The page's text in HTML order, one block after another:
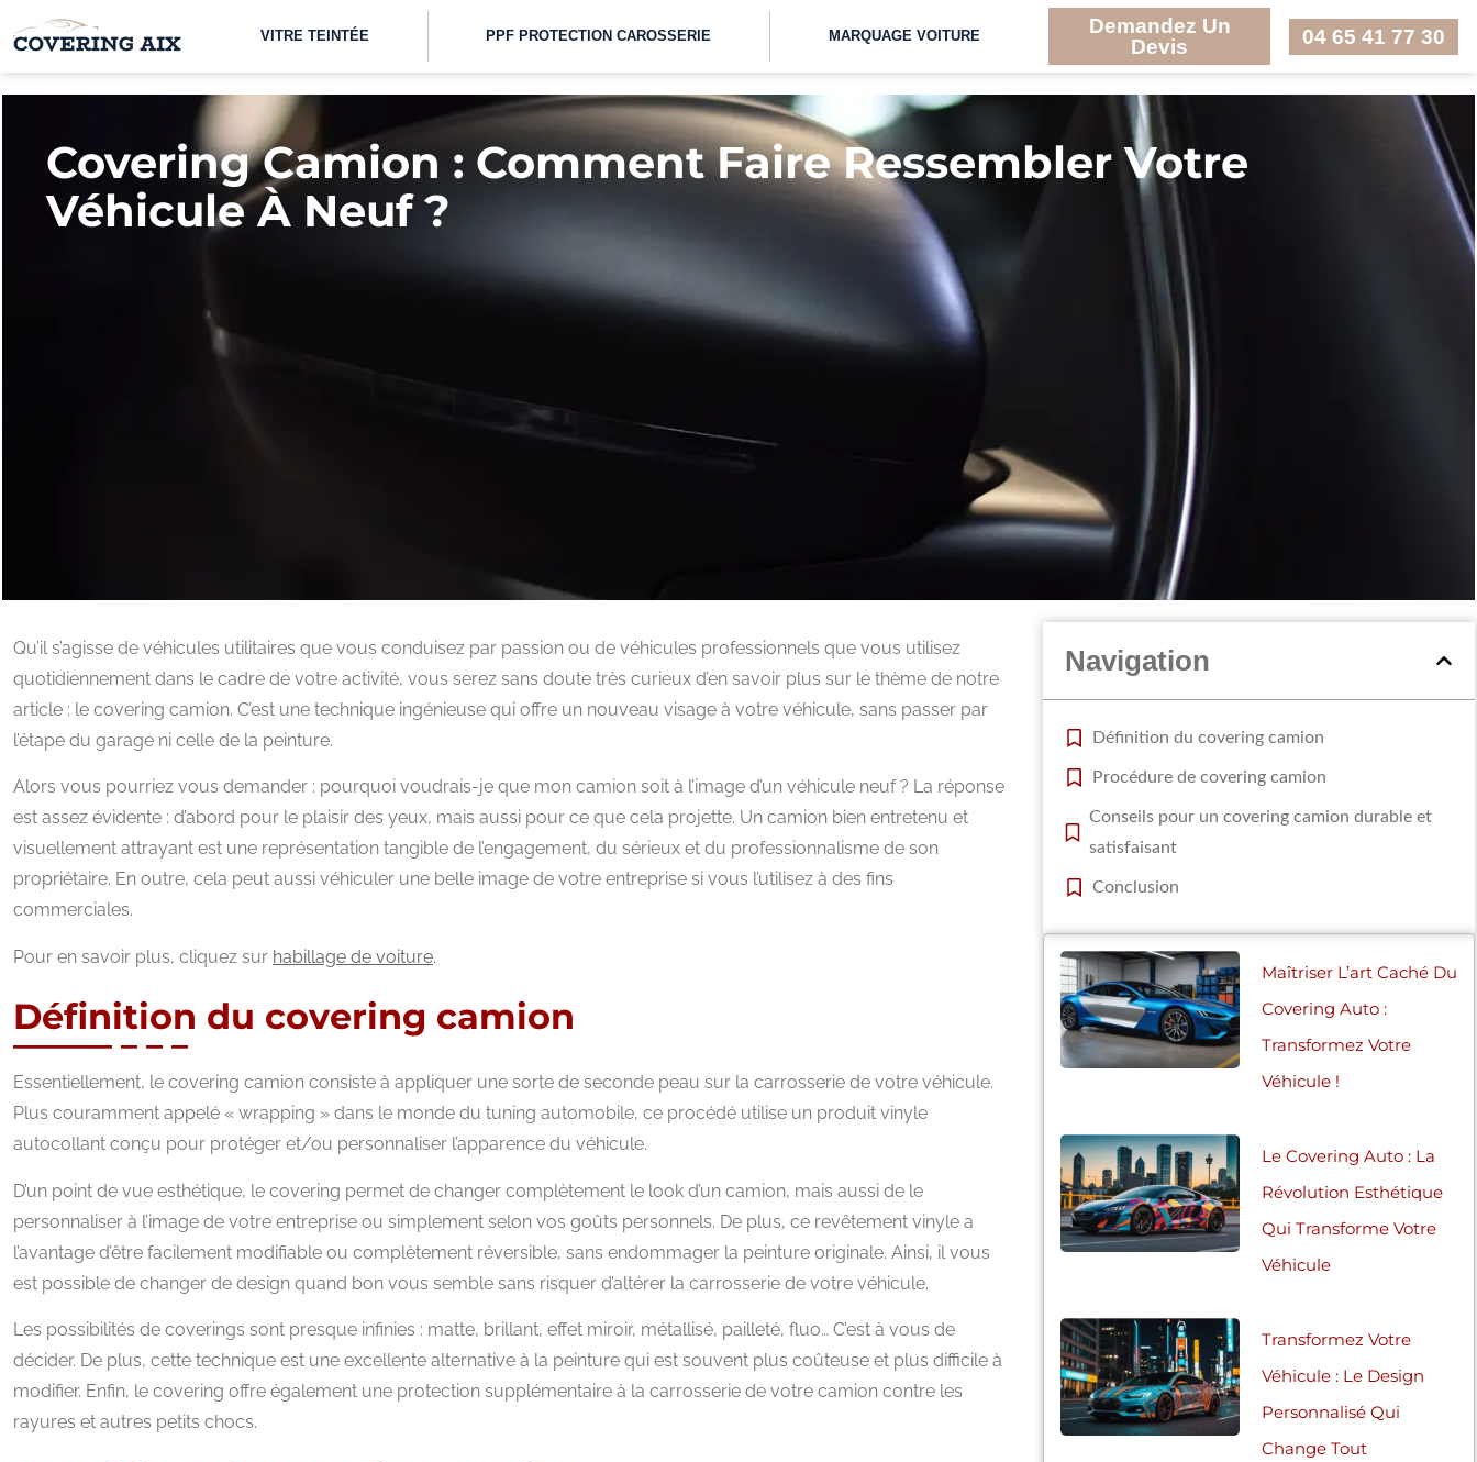
VITRE TEINTÉE PPF PROTECTION CAROSSERIE MARQUAGE VOITURE
Demandez Un
Devis
04 65 41 77 30
Covering Camion : Comment Faire Ressembler Votre
Véhicule À Neuf ?
Qu’il s’agisse de véhicules utilitaires que vous conduisez par passion ou de véhicules professionnels que vous utilisez
quotidiennement dans le cadre de votre activité, vous serez sans doute très curieux d’en savoir plus sur le thème de notre
article : le covering camion. C’est une technique ingénieuse qui offre un nouveau visage à votre véhicule, sans passer par
l’étape du garage ni celle de la peinture.
Alors vous pourriez vous demander : pourquoi voudrais-je que mon camion soit à l’image d’un véhicule neuf ? La réponse
est assez évidente : d’abord pour le plaisir des yeux, mais aussi pour ce que cela projette. Un camion bien entretenu et
visuellement attrayant est une représentation tangible de l’engagement, du sérieux et du professionnalisme de son
propriétaire. En outre, cela peut aussi véhiculer une belle image de votre entreprise si vous l’utilisez à des fins
commerciales.
Pour en savoir plus, cliquez sur habillage de voiture.
Définition du covering camion
Essentiellement, le covering camion consiste à appliquer une sorte de seconde peau sur la carrosserie de votre véhicule.
Plus couramment appelé « wrapping » dans le monde du tuning automobile, ce procédé utilise un produit vinyle
autocollant conçu pour protéger et/ou personnaliser l’apparence du véhicule.
D’un point de vue esthétique, le covering permet de changer complètement le look d’un camion, mais aussi de le
personnaliser à l’image de votre entreprise ou simplement selon vos goûts personnels. De plus, ce revêtement vinyle a
l’avantage d’être facilement modifiable ou complètement réversible, sans endommager la peinture originale. Ainsi, il vous
est possible de changer de design quand bon vous semble sans risquer d’altérer la carrosserie de votre véhicule.
Les possibilités de coverings sont presque infinies : matte, brillant, effet miroir, métallisé, pailleté, fluo… C’est à vous de
décider. De plus, cette technique est une excellente alternative à la peinture qui est souvent plus coûteuse et plus difficile à
modifier. Enfin, le covering offre également une protection supplémentaire à la carrosserie de votre camion contre les
rayures et autres petits chocs.
Navigation
Définition du covering camion
Procédure de covering camion
Conseils pour un covering camion durable et
satisfaisant
Conclusion
Maîtriser L’art Caché Du
Covering Auto :
Transformez Votre
Véhicule !
Le Covering Auto : La
Révolution Esthétique
Qui Transforme Votre
Véhicule
Transformez Votre
Véhicule : Le Design
Personnalisé Qui
Change Tout